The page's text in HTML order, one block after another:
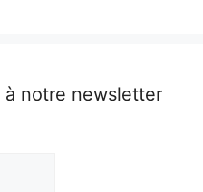
notre newsletter